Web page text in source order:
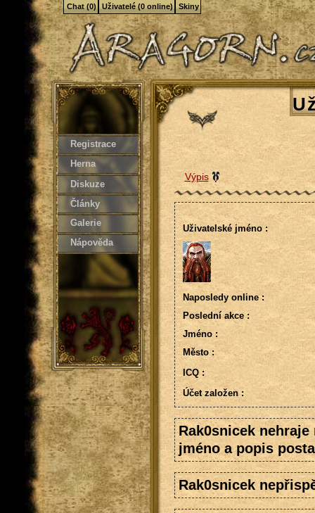
Registrace
Herna
Diskuze
Články
Galerie
Nápověda
Výpis
Uživatelské jméno :
Naposledy online :
Poslední akce :
Jméno :
Město :
ICQ :
Účet založen :
Rak0snicek
jméno a popis
Rak0snicek
Chat (0) Uživatelé (0 online) Skiny